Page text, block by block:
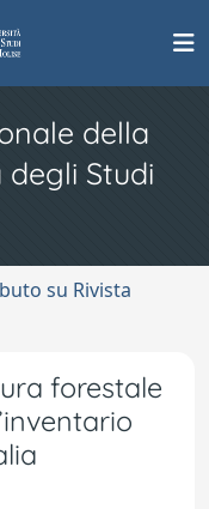
della
degli Studi
su Rivista
forestale